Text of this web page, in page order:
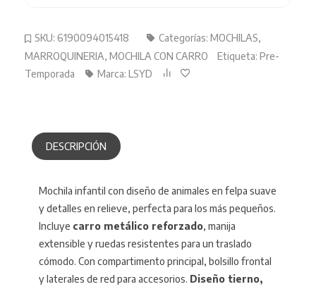
SKU: 6190094015418 Categorías: MOCHILAS,
MARROQUINERIA, MOCHILA CON CARRO Etiqueta: Pre-
Temporada
Marca: LSYD
DESCRIPCIÓN
Mochila infantil con diseño de animales en felpa suave
y detalles en relieve, perfecta para los más pequeños.
Incluye carro metálico reforzado, manija
extensible y ruedas resistentes para un traslado
cómodo. Con compartimento principal, bolsillo frontal
y laterales de red para accesorios. Diseño tierno,